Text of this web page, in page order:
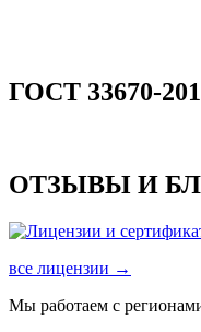
ГОСТ 33670-
ОТЗЫВЫ И
все лицензии →
Мы работаем с